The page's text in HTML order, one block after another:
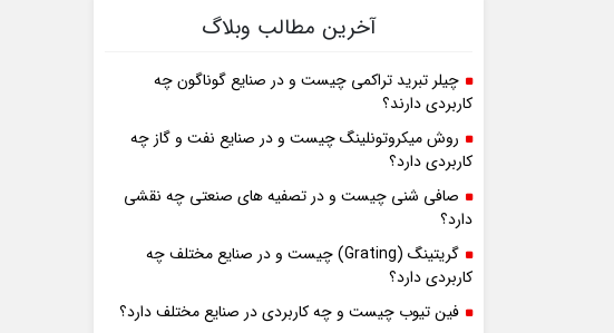
آخرین مطالب وبلاگ
چیلر تبرید تراکمی چیست و در صنایع گوناگون چه
کاربردی دارند؟
روش میکروتونلینگ چیست و در صنایع نفت و گاز چه
کاربردی دارد؟
صافی شنی چیست و در تصفیه های صنعتی چه نقشی
دارد؟
گریتینگ (Grating) چیست و در صنایع مختلف چه
کاربردی دارد؟
فین تیوب چیست و چه کاربردی در صنایع مختلف دارد؟